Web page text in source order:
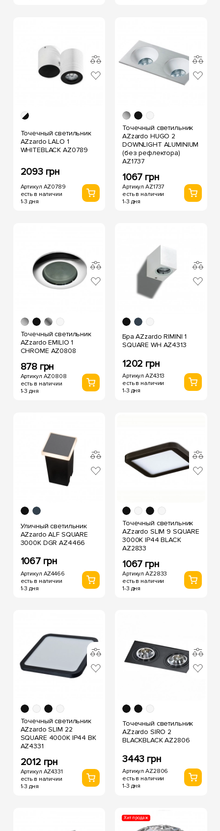
Точечный светильник
AZzardo LALO 1
WHITEBLACK AZ0789
2093 грн
Артикул AZ0789
есть в наличии
1-3 дня
Точечный светильник
AZzardo HUGO 2
DOWNLIGHT ALUMINIUM
(без рефлектора)
AZ1737
1067 грн
Артикул AZ1737
есть в наличии
1-3 дня
Точечный светильник
AZzardo EMILIO 1
CHROME AZ0808
878 грн
Артикул AZ0808
есть в наличии
1-3 дня
Бра AZzardo RIMINI 1
SQUARE WH AZ4313
1202 грн
Артикул AZ4313
есть в наличии
1-3 дня
Уличный светильник
AZzardo ALF SQUARE
3000K DGR AZ4466
1067 грн
Артикул AZ4466
есть в наличии
1-3 дня
Точечный светильник
AZzardo SLIM 9 SQUARE
3000K IP44 BLACK
AZ2833
1067 грн
Артикул AZ2833
есть в наличии
1-3 дня
Точечный светильник
AZzardo SLIM 22
SQUARE 4000K IP44 BK
AZ4331
2012 грн
Артикул AZ4331
есть в наличии
1-3 дня
Точечный светильник
AZzardo SIRO 2
BLACKBLACK AZ2806
3443 грн
Артикул AZ2806
есть в наличии
1-3 дня
Хит продаж